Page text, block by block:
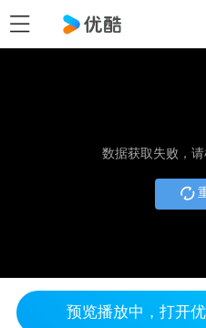
数据获取失败，
预览播放中，打开